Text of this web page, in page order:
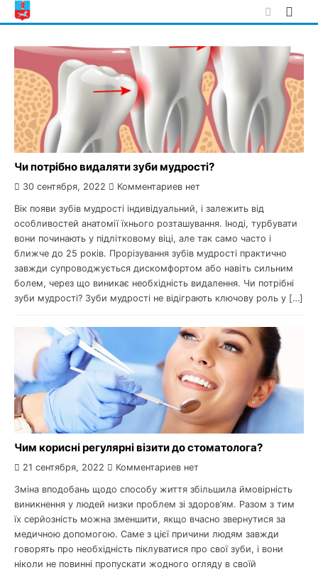
Skip
to
Чи потрібно видаляти зуби мудрості?
30 сентября, 2022 Комментариев нет
Вік появи зубів мудрості індивідуальний, і залежить від
особливостей анатомії їхнього розташування. Іноді, турбувати
вони починають у підлітковому віці, але так само часто і
ближче до 25 років. Прорізування зубів мудрості практично
завжди супроводжується дискомфортом або навіть сильним
болем, через що виникає необхідність видалення. Чи потрібні
зуби мудрості? Зуби мудрості не відіграють ключову роль у […]
Чим корисні регулярні візити до стоматолога?
21 сентября, 2022 Комментариев нет
Зміна вподобань щодо способу життя збільшила ймовірність
виникнення у людей низки проблем зі здоров’ям. Разом з тим
їх серйозність можна зменшити, якщо вчасно звернутися за
медичною допомогою. Саме з цієї причини людям завжди
говорять про необхідність піклуватися про свої зуби, і вони
ніколи не повинні пропускати жодного огляду в своїй